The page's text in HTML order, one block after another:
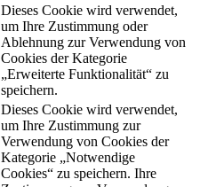
Dieses Cookie wird verwendet,
um Ihre Zustimmung oder
Ablehnung zur Verwendung von
Cookies der Kategorie
„Erweiterte Funktionalität“ zu
speichern.
Dieses Cookie wird verwendet,
um Ihre Zustimmung zur
Verwendung von Cookies der
Kategorie „Notwendige
Cookies“ zu speichern. Ihre